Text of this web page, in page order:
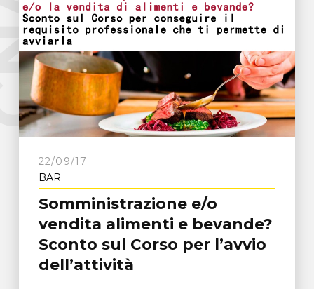
22/09/17
BAR
Somministrazione e/o
vendita alimenti e bevande?
Sconto sul Corso per l’avvio
dell’attività